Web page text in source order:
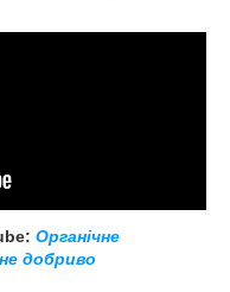
Органічне
добриво